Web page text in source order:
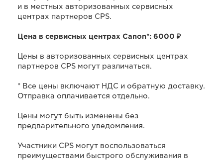
и в местных авторизованных сервисных
центрах партнеров CPS.
Цена в сервисных центрах Canon*: 6000 ₽
Цены в авторизованных сервисных центрах
партнеров CPS могут различаться.
* Все цены включают НДС и обратную доставку.
Отправка оплачивается отдельно.
Цены могут быть изменены без
предварительного уведомления.
Участники CPS могут воспользоваться
преимуществами быстрого обслуживания в